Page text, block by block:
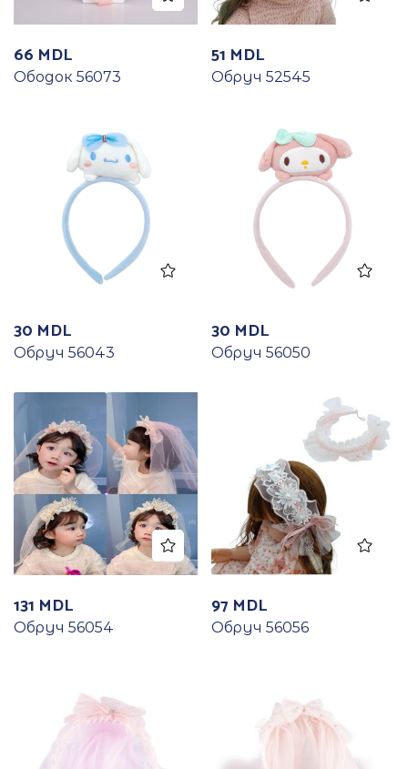
66 MDL
Ободок 56073
51 MDL
Обруч 52545
30 MDL
Обруч 56043
30 MDL
Обруч 56050
131 MDL
Обруч 56054
97 MDL
Обруч 56056